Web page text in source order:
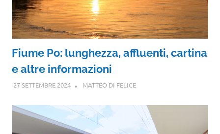
Fiume Po: lunghezza, affluenti, cartina
e altre informazioni
27 SETTEMBRE 2024 MATTEO DI FELICE